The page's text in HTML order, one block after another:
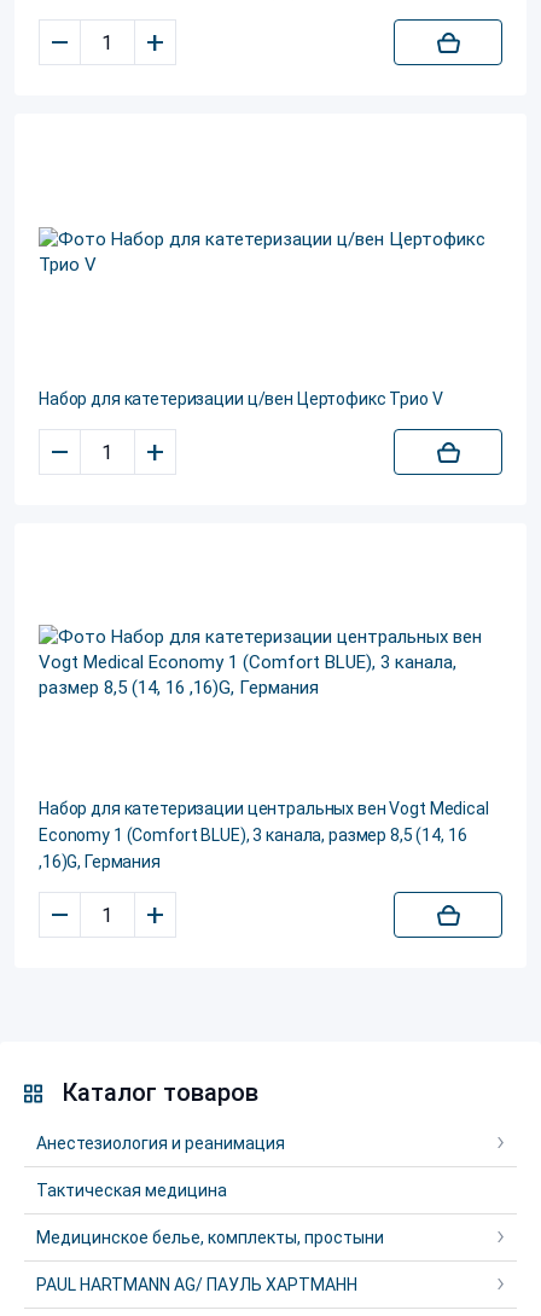
– +
Набор для катетеризации ц/вен Цертофикс Трио V
– +
Набор для катетеризации центральных вен Vogt Medical
Еconomy 1 (Comfort BLUE), 3 канала, размер 8,5 (14, 16
,16)G, Германия
– +
Каталог товаров
Анестезиология и реанимация
Тактическая медицина
Медицинское белье, комплекты, простыни
PAUL HARTMANN AG/ ПАУЛЬ ХАРТМАНН